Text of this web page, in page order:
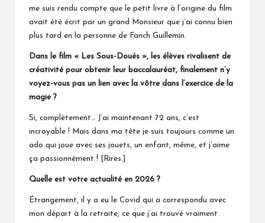
me suis rendu compte que le petit livre à l’origine du film
avait été écrit par un grand Monsieur que j’ai connu bien
plus tard en la personne de Fanch Guillemin.
Dans le film « Les Sous-Doués », les élèves rivalisent de
créativité pour obtenir leur baccalauréat, finalement n’y
voyez-vous pas un lien avec la vôtre dans l’exercice de la
magie ?
Si, complètement… J’ai maintenant 72 ans, c’est
incroyable ! Mais dans ma tête je suis toujours comme un
ado qui joue avec ses jouets, un enfant, même, et j’aime
ça passionnément ! [Rires.]
Quelle est votre actualité en 2026 ?
Étrangement, il y a eu le Covid qui a correspondu avec
mon départ à la retraite, ce que j’ai trouvé vraiment